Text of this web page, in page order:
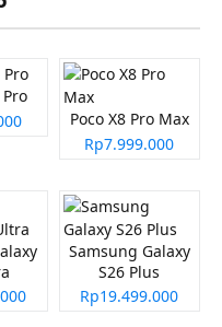
Poco X8 Pro Max
Rp7.999.000
Samsung Galaxy
S26 Plus
Rp19.499.000